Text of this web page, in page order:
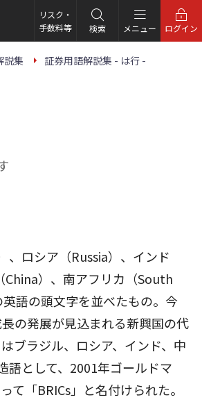
リスク・
手数料等
検索 メニュー ログイン
説集
証券用語解説集 - は行 -
、ロシア（Russia）、インド
China）、南アフリカ（South
語の頭文字を並べたもの。今
の発展が見込まれる新興国の代
ブラジル、ロシア、インド、中
語として、2001年ゴールドマ
て「BRICs」と名付けられた。